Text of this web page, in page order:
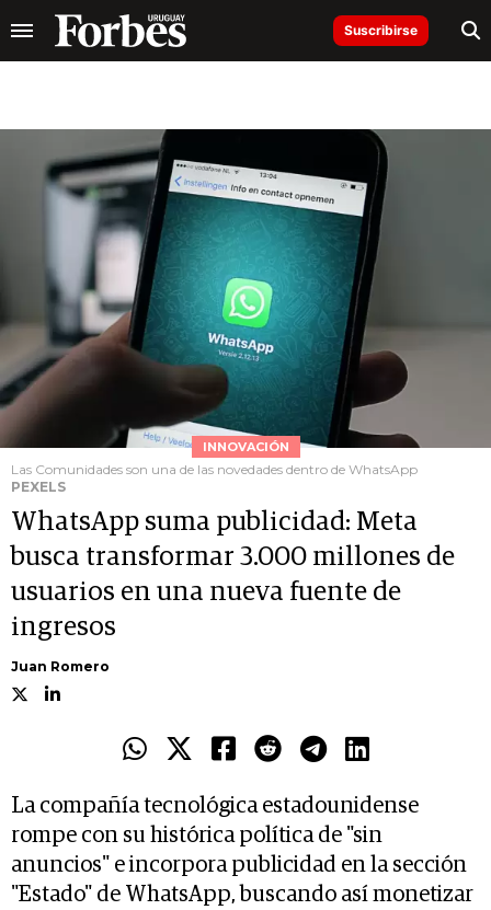
Suscribirse
INNOVACIÓN
Las Comunidades son una de las novedades dentro de WhatsApp
PEXELS
WhatsApp suma publicidad: Meta
busca transformar 3.000 millones de
usuarios en una nueva fuente de
ingresos
Juan Romero
La compañía tecnológica estadounidense
rompe con su histórica política de "sin
anuncios" e incorpora publicidad en la sección
"Estado" de WhatsApp, buscando así monetizar